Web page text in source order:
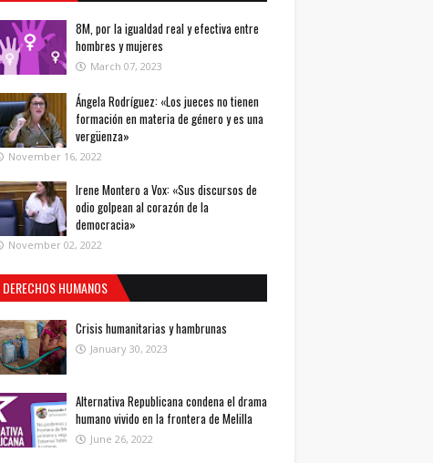
8M, por la igualdad real y efectiva entre
hombres y mujeres
March 07, 2023
Ángela Rodríguez: «Los jueces no tienen
formación en materia de género y es una
vergüenza»
November 16, 2022
Irene Montero a Vox: «Sus discursos de
odio golpean al corazón de la
democracia»
November 02, 2022
DERECHOS HUMANOS
Crisis humanitarias y hambrunas
January 30, 2023
Alternativa Republicana condena el drama
humano vivido en la frontera de Melilla
June 26, 2022